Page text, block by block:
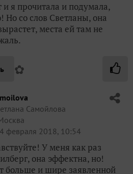
я прочитала и подумала,
Но со слов Светланы, она
места ей там не
✿
Самойлова
4 февраля 2018, 10:54
У меня как раз
она эффектна, но!
больше и шире заявленной